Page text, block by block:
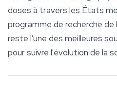
doses à travers les États
programme de recherche de
reste l'une des meilleures
pour suivre l'évolution de la